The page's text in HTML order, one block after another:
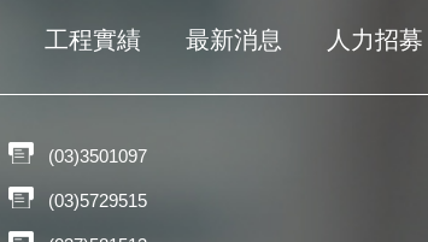
工程實績 最新消息 人力招募
(03)3501097
(03)5729515